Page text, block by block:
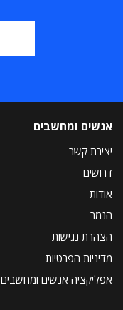
אנשים ומחשבים
יצירת קשר
דרושים
אודות
הנמר
הצהרת נגישות
מדיניות הפרטיות
אפליקציה אנשים ומחשבים